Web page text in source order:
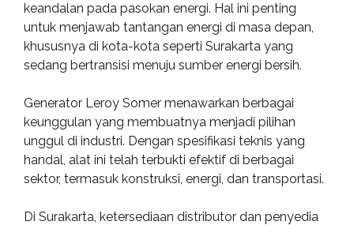
keandalan pada pasokan energi. Hal ini penting
untuk menjawab tantangan energi di masa depan,
khususnya di kota-kota seperti Surakarta yang
sedang bertransisi menuju sumber energi bersih.
Generator Leroy Somer menawarkan berbagai
keunggulan yang membuatnya menjadi pilihan
unggul di industri. Dengan spesifikasi teknis yang
handal, alat ini telah terbukti efektif di berbagai
sektor, termasuk konstruksi, energi, dan transportasi.
Di Surakarta, ketersediaan distributor dan penyedia